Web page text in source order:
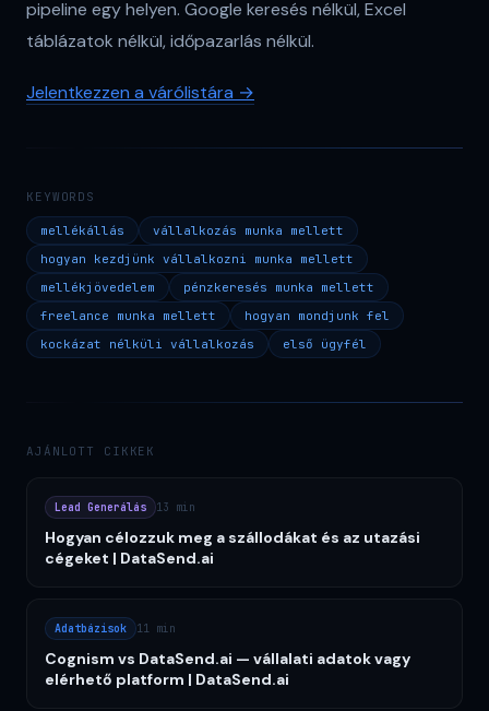
pipeline egy helyen. Google keresés nélkül, Excel
táblázatok nélkül, időpazarlás nélkül.
Jelentkezzen a várólistára →
KEYWORDS
mellékállás
vállalkozás munka mellett
hogyan kezdjünk vállalkozni munka mellett
mellékjövedelem
pénzkeresés munka mellett
freelance munka mellett
hogyan mondjunk fel
kockázat nélküli vállalkozás
első ügyfél
AJÁNLOTT CIKKEK
Lead Generálás 13 min
Hogyan célozzuk meg a szállodákat és az utazási
cégeket | DataSend.ai
Adatbázisok 11 min
Cognism vs DataSend.ai — vállalati adatok vagy
elérhető platform | DataSend.ai